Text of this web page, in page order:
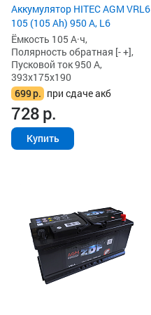
Аккумулятор HITEC AGM VRL6
105 (105 Ah) 950 А, L6
Ёмкость 105 А·ч,
Полярность обратная [- +],
Пусковой ток 950 А,
393x175x190
699р. при сдаче акб
728р.
Купить